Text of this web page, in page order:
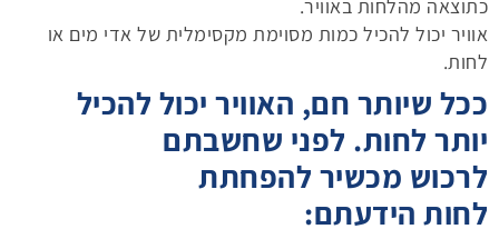
כתוצאה מהלחות באוויר.
אוויר יכול להכיל כמות מסוימת מקסימלית של אדי מים או
לחות.
ככל שיותר חם, האוויר יכול להכיל
יותר לחות. לפני שחשבתם
לרכוש מכשיר להפחתת
לחות הידעתם: